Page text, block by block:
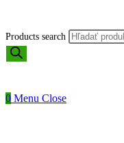
Products search
0 Menu Close